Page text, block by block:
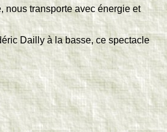
nous transporte avec énergie et
Dailly à la basse, ce spectacle